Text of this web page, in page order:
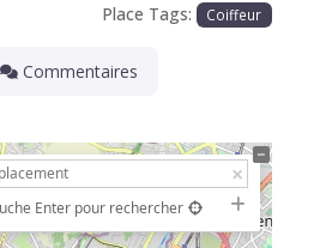
Place Tags: Coiffeur
Commentaires
Enter pour rechercher